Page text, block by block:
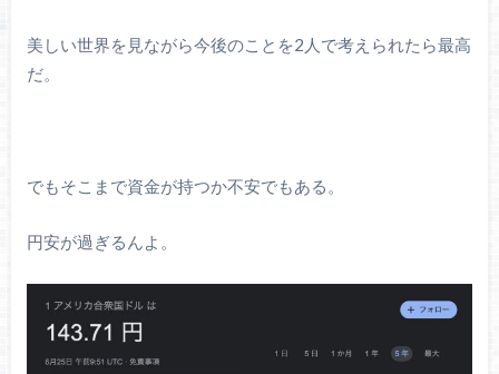
美しい世界を見ながら今後のことを2人で考えられたら最高
だ。
でもそこまで資金が持つか不安でもある。
円安が過ぎるんよ。